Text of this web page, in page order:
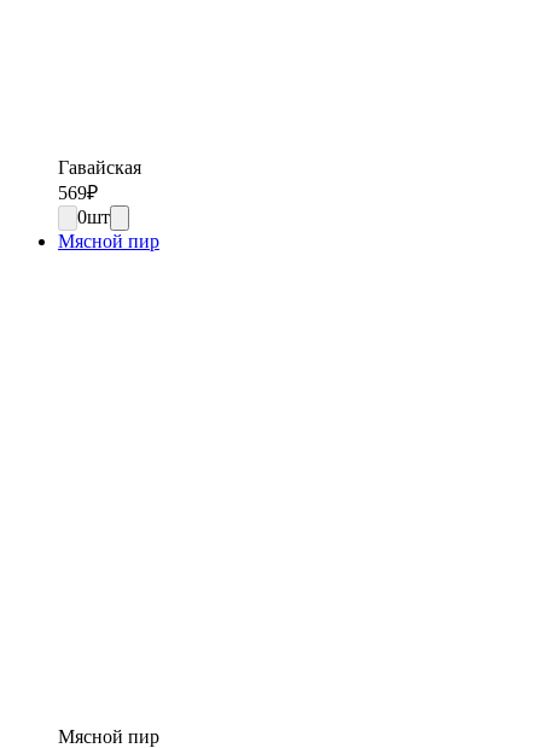
Гавайская
569₽
0шт
Мясной пир
Мясной пир